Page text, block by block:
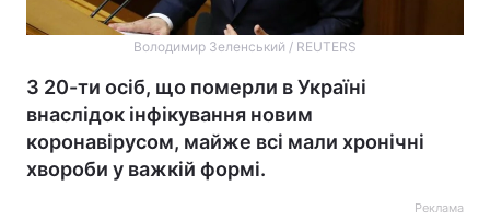
Володимир Зеленський / REUTERS
З 20-ти осіб, що померли в Україні
внаслідок інфікування новим
коронавірусом, майже всі мали хронічні
хвороби у важкій формі.
Реклама